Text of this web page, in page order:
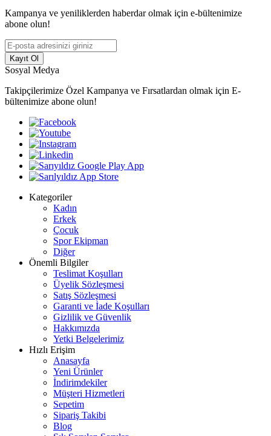
Kampanya ve yeniliklerden haberdar olmak için e-bültenimize
abone olun!
Kayıt Ol
Sosyal Medya
Takipçilerimize Özel Kampanya ve Fırsatlardan olmak için E-
bültenimize abone olun!
Kategoriler
Kadın
Erkek
Çocuk
Spor Ekipman
Diğer
Önemli Bilgiler
Teslimat Koşulları
Üyelik Sözleşmesi
Satış Sözleşmesi
Garanti ve İade Koşulları
Gizlilik ve Güvenlik
Hakkımızda
Yetki Belgelerimiz
Hızlı Erişim
Anasayfa
Yeni Ürünler
İndirimdekiler
Müşteri Hizmetleri
Sepetim
Sipariş Takibi
Blog